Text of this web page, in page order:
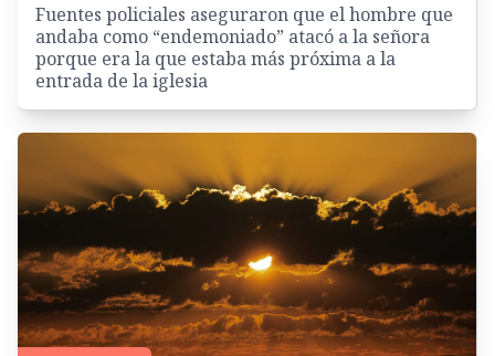
Fuentes policiales aseguraron que el hombre que
andaba como “endemoniado” atacó a la señora
porque era la que estaba más próxima a la
entrada de la iglesia